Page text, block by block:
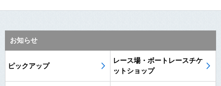
お知らせ
ピックアップ
レース場・ボートレースチケ
ットショップ